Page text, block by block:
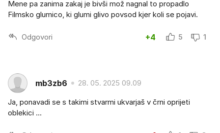
Mene pa zanima zakaj je bivši mož nagnal to propadlo
Filmsko glumico, ki glumi glivo povsod kjer koli se pojavi.
Odgovori +4 5 1
mb3zb6 28. 05. 2025 09.09
Ja, ponavadi se s takimi stvarmi ukvarjaš v črni oprijeti
oblekici ...